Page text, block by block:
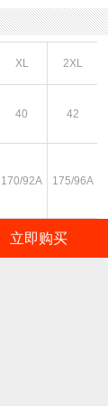
XL 2XL
40 42
170/92A 175/96A
170/74A 175/78A
立即购买